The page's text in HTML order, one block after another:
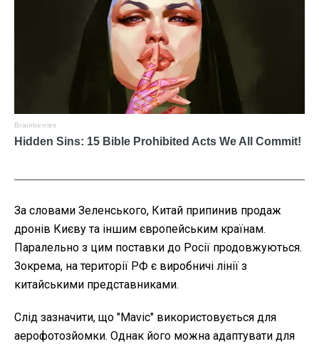
За словами Зеленського, Китай припинив продаж
дронів Києву та іншим європейським країнам.
Паралельно з цим поставки до Росії продовжуються.
Зокрема, на території РФ є виробничі лінії з
китайськими представниками.
Слід зазначити, що "Mavic" використовується для
аерофотозйомки. Однак його можна адаптувати для